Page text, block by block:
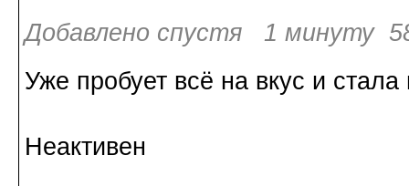
Добавлено спустя 1 минуту
Уже пробует всё на вкус и
Неактивен